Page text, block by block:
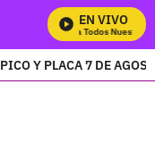
EN VIVO
Mira Todos Nuestros
PICO Y PLACA 7 DE